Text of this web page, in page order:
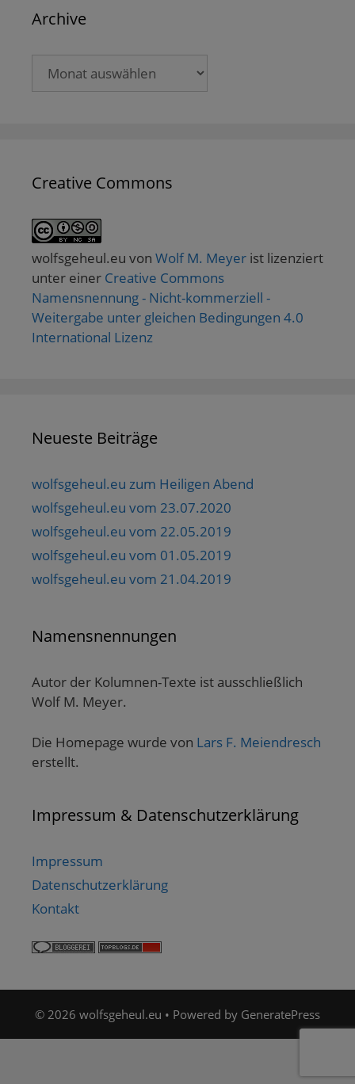
Archive
Creative Commons
wolfsgeheul.eu von Wolf M. Meyer ist lizenziert
unter einer Creative Commons
Namensnennung - Nicht-kommerziell -
Weitergabe unter gleichen Bedingungen 4.0
International Lizenz
Neueste Beiträge
wolfsgeheul.eu zum Heiligen Abend
wolfsgeheul.eu vom 23.07.2020
wolfsgeheul.eu vom 22.05.2019
wolfsgeheul.eu vom 01.05.2019
wolfsgeheul.eu vom 21.04.2019
Namensnennungen
Autor der Kolumnen-Texte ist ausschließlich
Wolf M. Meyer.
Die Homepage wurde von Lars F. Meiendresch
erstellt.
Impressum & Datenschutzerklärung
Impressum
Datenschutzerklärung
Kontakt
© 2026 wolfsgeheul.eu • Powered by GeneratePress